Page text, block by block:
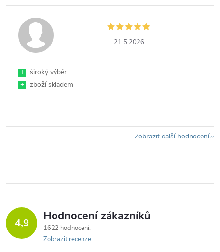
21.5.2026
+
široký výběr
+
zboží skladem
Zobrazit další hodnocení
4,9 Hodnocení zákazníků
1622 hodnocení
Zobrazit recenze